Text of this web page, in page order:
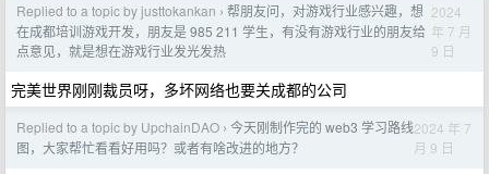
Replied to a topic by justtokankan › 帮朋友问，对游戏行业感兴趣，想
在成都培训游戏开发，朋友是 985 211 学生，有没有游戏行业的朋友给
点意见，就是想在游戏行业发光发热
2024
年 7 月
9 日
完美世界刚刚裁员呀，多坏网络也要关成都的公司
Replied to a topic by UpchainDAO › 今天刚制作完的 web3 学习路线
图，大家帮忙看看好用吗？或者有啥改进的地方？
2024 年 7
月 9 日